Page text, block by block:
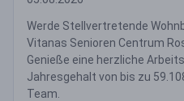
Werde Stellvertretende
Vitanas Senioren Centrum
Genieße eine herzliche
Jahresgehalt von bis zu
Team.